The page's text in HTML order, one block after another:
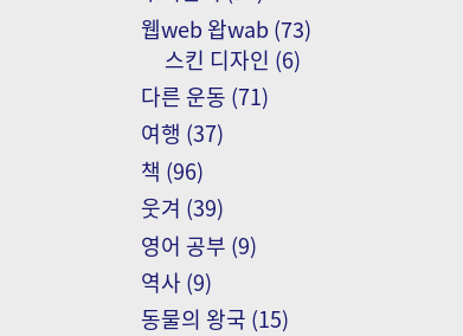
웹web 왑wab(73)
스킨 디자인 (6)
다른 운동 (71)
여행 (37)
책 (96)
웃겨 (39)
영어 공부 (9)
역사 (9)
동물의 왕국 (15)